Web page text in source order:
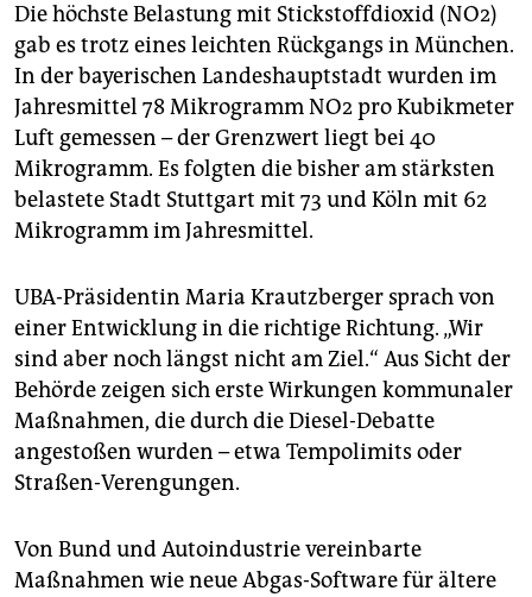
Die höchste Belastung mit Stickstoffdioxid (NO2)
gab es trotz eines leichten Rückgangs in München.
In der bayerischen Landeshauptstadt wurden im
Jahresmittel 78 Mikrogramm NO2 pro Kubikmeter
Luft gemessen – der Grenzwert liegt bei 40
Mikrogramm. Es folgten die bisher am stärksten
belastete Stadt Stuttgart mit 73 und Köln mit 62
Mikrogramm im Jahresmittel.
UBA-Präsidentin Maria Krautzberger sprach von
einer Entwicklung in die richtige Richtung. „Wir
sind aber noch längst nicht am Ziel.“ Aus Sicht der
Behörde zeigen sich erste Wirkungen kommunaler
Maßnahmen, die durch die Diesel-Debatte
angestoßen wurden – etwa Tempolimits oder
Straßen-Verengungen.
Von Bund und Autoindustrie vereinbarte
Maßnahmen wie neue Abgas-Software für ältere